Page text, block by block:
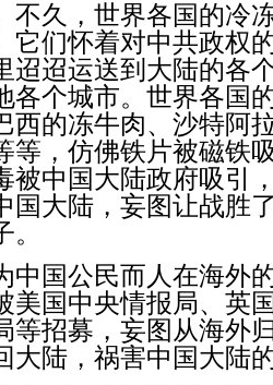
不久，世界各国的冷
它们怀着对中共政权
迢迢运送到大陆的各
各个城市。世界各国
西的冻牛肉、沙特阿
等，仿佛铁片被磁铁
被中国大陆政府吸引
国大陆，妄图让战胜
中国公民而人在海外
美国中央情报局、英
等招募，妄图从海外
大陆，祸害中国大陆